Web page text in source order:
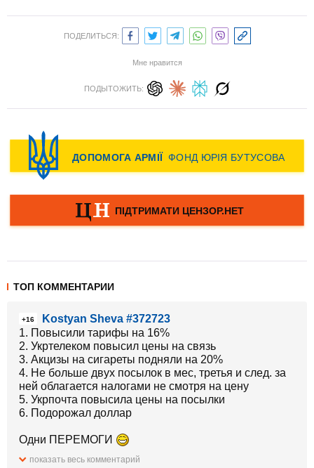
ПОДЕЛИТЬСЯ:
Мне нравится
ПОДЫТОЖИТЬ:
ТОП КОММЕНТАРИИ
+16
Kostyan Sheva #372723
1. Повысили тарифы на 16%
2. Укртелеком повысил цены на связь
3. Акцизы на сигареты подняли на 20%
4. Не больше двух посылок в мес, третья и след. за
ней облагается налогами не смотря на цену
5. Укрпочта повысила цены на посылки
6. Подорожал доллар
Одни ПЕРЕМОГИ
показать весь комментарий